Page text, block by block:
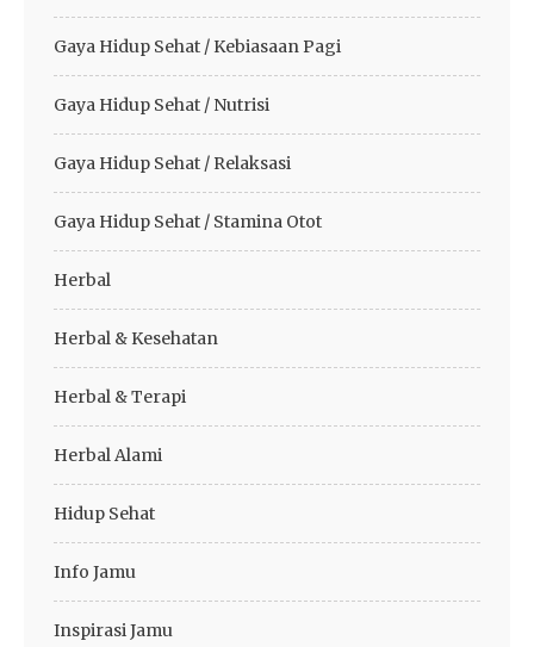
Gaya Hidup Sehat / Kebiasaan Pagi
Gaya Hidup Sehat / Nutrisi
Gaya Hidup Sehat / Relaksasi
Gaya Hidup Sehat / Stamina Otot
Herbal
Herbal & Kesehatan
Herbal & Terapi
Herbal Alami
Hidup Sehat
Info Jamu
Inspirasi Jamu